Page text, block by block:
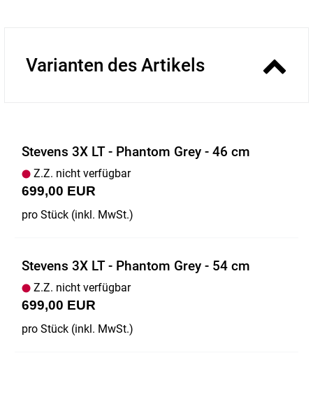
Varianten des Artikels
Stevens 3X LT - Phantom Grey - 46 cm
Z.Z. nicht verfügbar
699,00 EUR
pro Stück (inkl. MwSt.)
Stevens 3X LT - Phantom Grey - 54 cm
Z.Z. nicht verfügbar
699,00 EUR
pro Stück (inkl. MwSt.)